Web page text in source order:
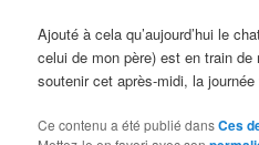
Ajouté à cela qu’aujourd’hui le
celui de mon père) est en train
soutenir cet après-midi, la
Ce contenu a été publié dansCes